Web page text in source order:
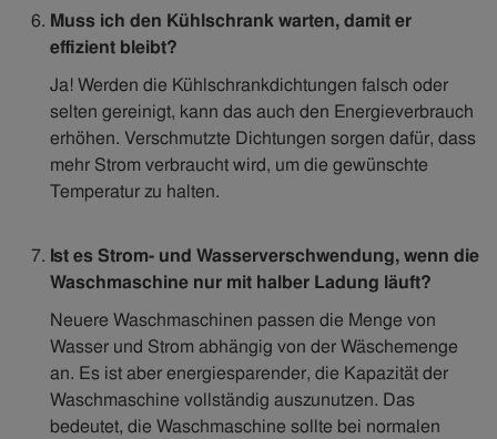
Muss ich den Kühlschrank warten, damit er
effizient bleibt?
Ja! Werden die Kühlschrankdichtungen falsch oder
selten gereinigt, kann das auch den Energieverbrauch
erhöhen. Verschmutzte Dichtungen sorgen dafür, dass
mehr Strom verbraucht wird, um die gewünschte
Temperatur zu halten.
Ist es Strom- und Wasserverschwendung, wenn die
Waschmaschine nur mit halber Ladung läuft?
Neuere Waschmaschinen passen die Menge von
Wasser und Strom abhängig von der Wäschemenge
an. Es ist aber energiesparender, die Kapazität der
Waschmaschine vollständig auszunutzen. Das
bedeutet, die Waschmaschine sollte bei normalen